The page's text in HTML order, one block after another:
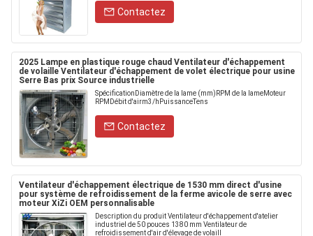
Contactez
2025 Lampe en plastique rouge chaud Ventilateur d'échappement
de volaille Ventilateur d'échappement de volet électrique pour usine
Serre Bas prix Source industrielle
SpécificationDiamètre de la lame (mm)RPM de la lameMoteur
RPMDébit d'airm3/hPuissanceTens
Contactez
Ventilateur d'échappement électrique de 1530 mm direct d'usine
pour système de refroidissement de la ferme avicole de serre avec
moteur XiZi OEM personnalisable
Description du produit Ventilateur d'échappement d'atelier
industriel de 50 pouces 1380 mm Ventilateur de
refroidissement d'air d'élevage de volaill